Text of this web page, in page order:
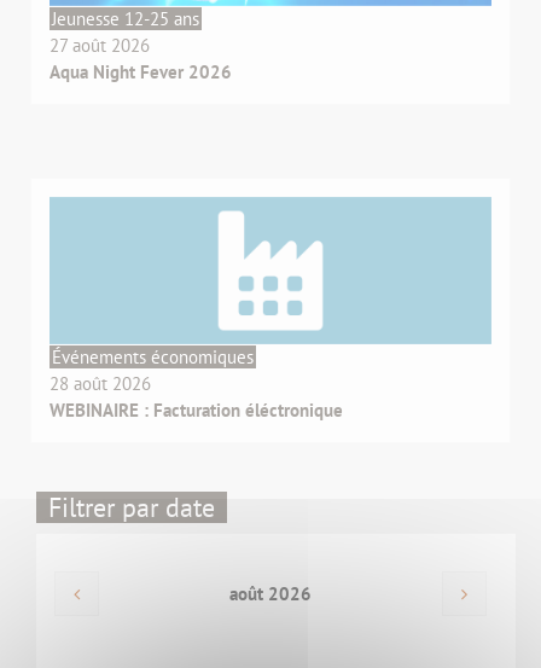
Jeunesse 12-25 ans
27 août 2026
Aqua Night Fever 2026
Événements économiques
28 août 2026
WEBINAIRE : Facturation éléctronique
Filtrer par date
août 2026